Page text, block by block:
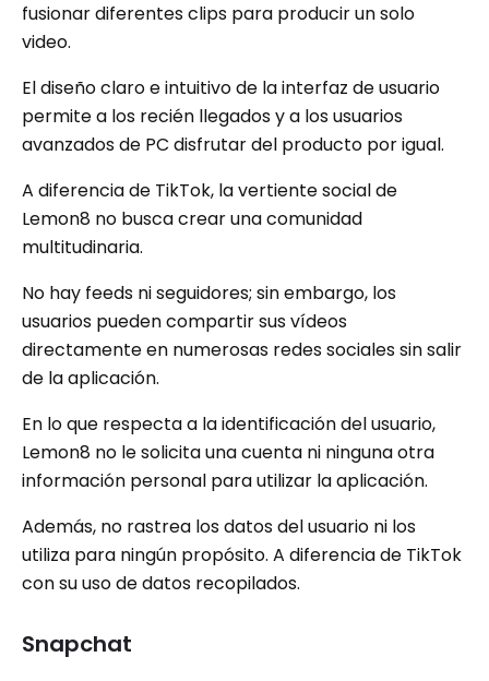
fusionar diferentes clips para producir un solo
video.
El diseño claro e intuitivo de la interfaz de usuario
permite a los recién llegados y a los usuarios
avanzados de PC disfrutar del producto por igual.
A diferencia de TikTok, la vertiente social de
Lemon8 no busca crear una comunidad
multitudinaria.
No hay feeds ni seguidores; sin embargo, los
usuarios pueden compartir sus vídeos
directamente en numerosas redes sociales sin salir
de la aplicación.
En lo que respecta a la identificación del usuario,
Lemon8 no le solicita una cuenta ni ninguna otra
información personal para utilizar la aplicación.
Además, no rastrea los datos del usuario ni los
utiliza para ningún propósito. A diferencia de TikTok
con su uso de datos recopilados.
Snapchat